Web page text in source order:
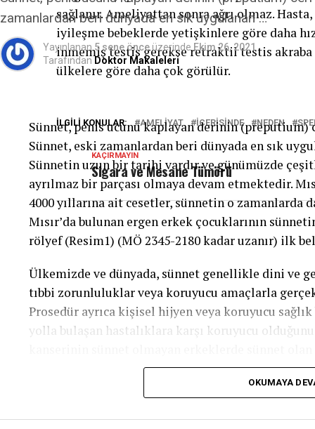
sağlanır. Ameliyattan sonra ağrı olmaz.
iyileşme bebeklerde yetişkinlere göre daha
inmemiş testis gerekse retraktil testis
ülkelere göre daha çok görülür.
İLGILI KONULAR: AMELIYAT İÇERISINDE NEDEN
KAÇIRMAYIN
Sigara ve Mesane Tümörü
zamanlardan beri dünyada en sık uygulanan …
Yayınlanan 5 sene önce üzerinde Ekim 26, 2021
Tarafından Doktor Makaleleri
Sünnet, penis ucunu kaplayan derinin (preputium)
Sünnet, eski zamanlardan beri dünyada en sık
Sünnetin uzun bir tarihi vardır ve günümüzde
ayrılmaz bir parçası olmaya devam etmektedir.
4000 yıllarına ait cesetler, sünnetin o zamanlarda
Mısır’da bulunan ergen erkek çocuklarının
rölyef (Resim1) (MÖ 2345-2180 kadar uzanır) ilk
Ülkemizde ve dünyada, sünnet genellikle dini ve
tıbbi zorunluluklar veya koruyucu amaçlarla
Prosedür ayrıca kişisel hijyen veya koruyucu
yolla bulaşan hastalıklara karşı koruyucu
bildiren yayınlar mevcuttur.
Sünnetin zamanlaması için farklı görüşler
içinde idrar yolu enfeksiyonu riskini 10 kat
OKUMAYA